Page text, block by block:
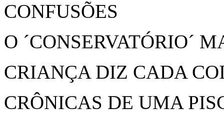
CONFUSÕES
O ´CONSERVATÓRIO´
CRIANÇA DIZ CADA
CRÔNICAS DE UMA